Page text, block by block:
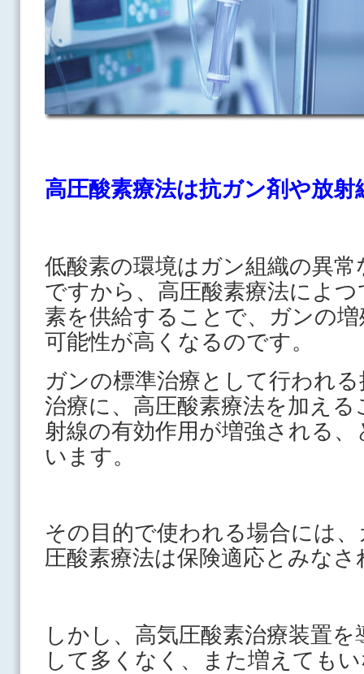
高圧酸素療法は抗ガン剤や放
低酸素の環境はガン組織の異
ですから、高圧酸素療法によ
素を供給することで、ガンの
可能性が高くなるのです。
ガンの標準治療として行われ
治療に、高圧酸素療法を加え
射線の有効作用が増強される
います。
その目的で使われる場合には
圧酸素療法は保険適応とみなさ
しかし、高気圧酸素治療装置
して多くなく、また増えても